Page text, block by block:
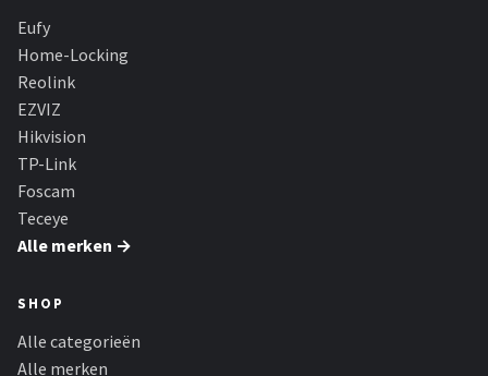
Eufy
Home-Locking
Reolink
EZVIZ
Hikvision
TP-Link
Foscam
Teceye
Alle merken →
SHOP
Alle categorieën
Alle merken